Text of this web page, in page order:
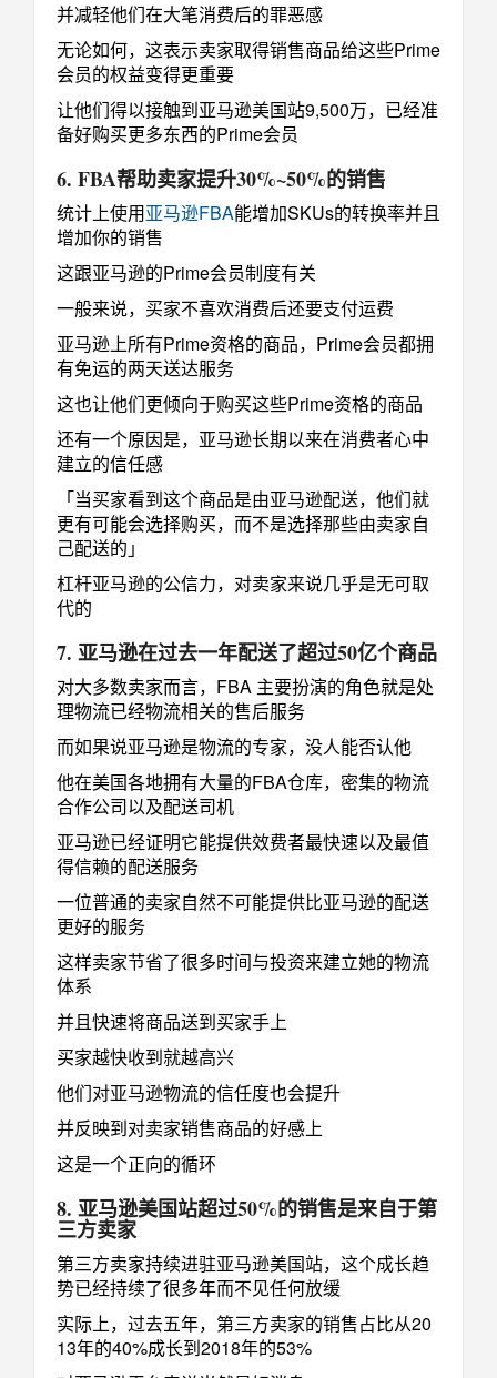
并减轻他们在大笔消费后的罪恶感
无论如何，这表示卖家取得销售商品给这些Prime
会员的权益变得更重要
让他们得以接触到亚马逊美国站9,500万，已经准
备好购买更多东西的Prime会员
6. FBA帮助卖家提升30%~50%的销售
统计上使用亚马逊FBA能增加SKUs的转换率并且
增加你的销售
这跟亚马逊的Prime会员制度有关
一般来说，买家不喜欢消费后还要支付运费
亚马逊上所有Prime资格的商品，Prime会员都拥
有免运的两天送达服务
这也让他们更倾向于购买这些Prime资格的商品
还有一个原因是，亚马逊长期以来在消费者心中
建立的信任感
「当买家看到这个商品是由亚马逊配送，他们就
更有可能会选择购买，而不是选择那些由卖家自
己配送的」
杠杆亚马逊的公信力，对卖家来说几乎是无可取
代的
7. 亚马逊在过去一年配送了超过50亿个商品
对大多数卖家而言，FBA 主要扮演的角色就是处
理物流已经物流相关的售后服务
而如果说亚马逊是物流的专家，没人能否认他
他在美国各地拥有大量的FBA仓库，密集的物流
合作公司以及配送司机
亚马逊已经证明它能提供效费者最快速以及最值
得信赖的配送服务
一位普通的卖家自然不可能提供比亚马逊的配送
更好的服务
这样卖家节省了很多时间与投资来建立她的物流
体系
并且快速将商品送到买家手上
买家越快收到就越高兴
他们对亚马逊物流的信任度也会提升
并反映到对卖家销售商品的好感上
这是一个正向的循环
8. 亚马逊美国站超过50%的销售是来自于第
三方卖家
第三方卖家持续进驻亚马逊美国站，这个成长趋
势已经持续了很多年而不见任何放缓
实际上，过去五年，第三方卖家的销售占比从20
13年的40%成长到2018年的53%